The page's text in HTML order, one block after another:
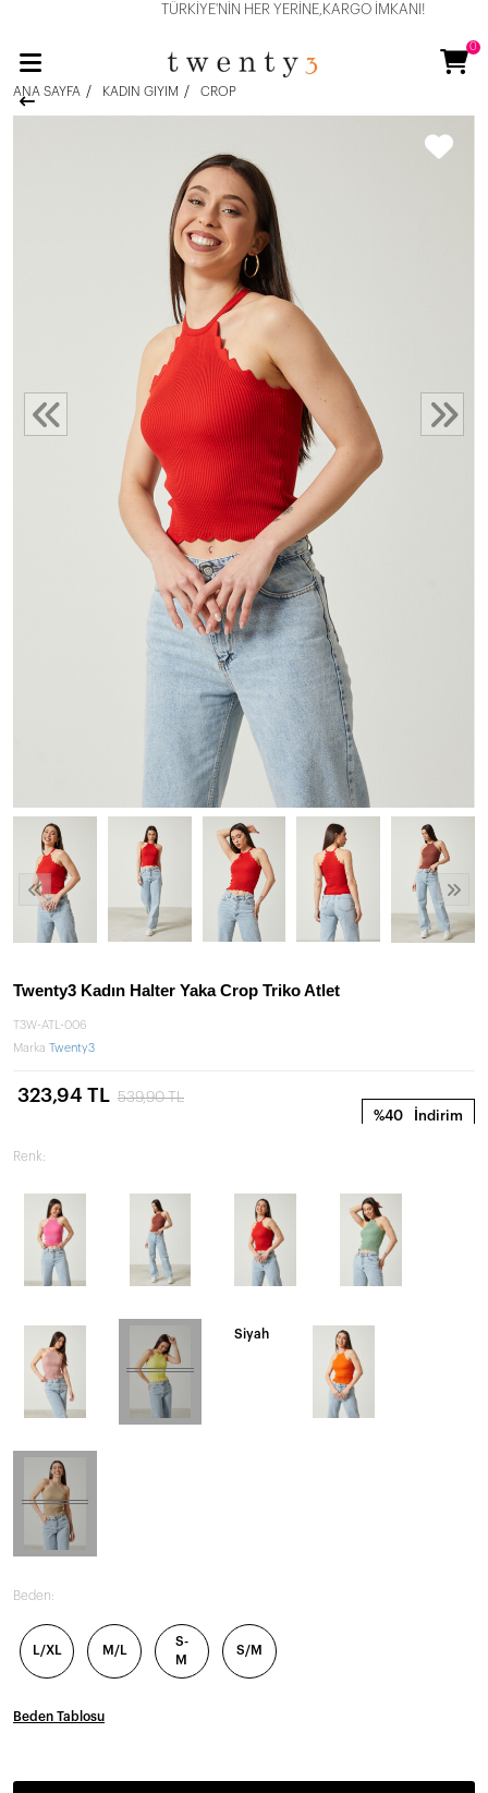
TÜRKİYE'NİN HER YERİNE,KARGO İMKANI!
0
ANA SAYFA KADIN GIYIM CROP
Twenty3 Kadın Halter Yaka Crop Triko Atlet
T3W-ATL-006
Marka Twenty3
%40 İndirim
323,94 TL 539,90 TL
Renk:
Siyah
Beden:
L/XL M/L
S-
M
S/M
Beden Tablosu